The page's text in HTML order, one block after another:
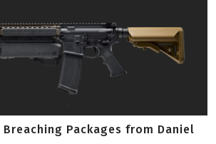
Packages from Daniel